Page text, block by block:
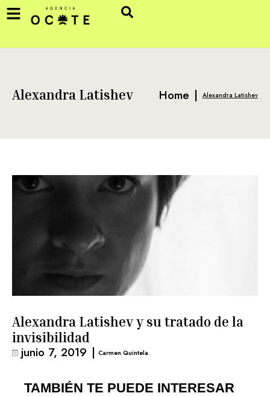
Alexandra Latishev Home | Alexandra Latishev
Alexandra Latishev y su tratado de la
invisibilidad
junio 7, 2019 | Carmen Quintela
TAMBIÉN TE PUEDE INTERESAR